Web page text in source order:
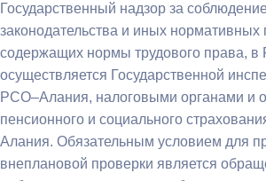
Государственный надзор за
законодательства и иных нормативных
содержащих нормы трудового права,
осуществляется Государственной
РСО–Алания, налоговыми органами и
пенсионного и социального
Алания. Обязательным условием для
внеплановой проверки является